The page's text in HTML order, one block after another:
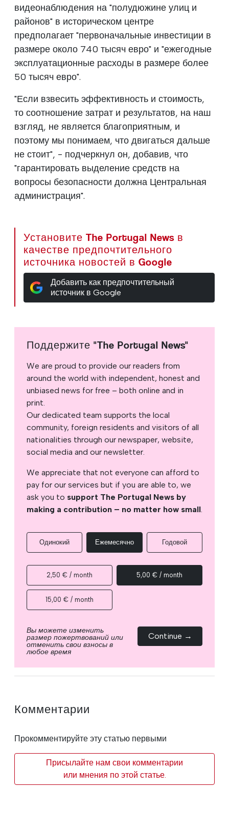
видеонаблюдения на "полудюжине улиц и
районов" в историческом центре
предполагает "первоначальные инвестиции в
размере около 740 тысяч евро" и "ежегодные
эксплуатационные расходы в размере более
50 тысяч евро".
"Если взвесить эффективность и стоимость,
то соотношение затрат и результатов, на наш
взгляд, не является благоприятным, и
поэтому мы понимаем, что двигаться дальше
не стоит", - подчеркнул он, добавив, что
"гарантировать выделение средств на
вопросы безопасности должна Центральная
администрация".
Установите The Portugal News в
качестве предпочтительного
источника новостей в Google
Добавить как предпочтительный
источник в Google
Поддержите "The Portugal News"
We are proud to provide our readers from
around the world with independent, honest and
unbiased news for free – both online and in
print.
Our dedicated team supports the local
community, foreign residents and visitors of all
nationalities through our newspaper, website,
social media and our newsletter.
We appreciate that not everyone can afford to
pay for our services but if you are able to, we
ask you to support The Portugal News by
making a contribution – no matter how small.
Одинокий Ежемесячно Годовой
2,50 € / month 5,00 € / month
15,00 € / month
Вы можете изменить
размер пожертвований или
отменить свои взносы в
любое время
Continue →
Комментарии
Прокомментируйте эту статью первыми
Присылайте нам свои комментарии
или мнения по этой статье.